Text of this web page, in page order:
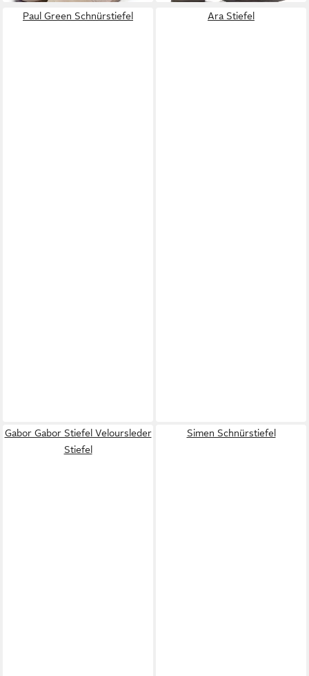
Paul Green Schnürstiefel Ara Stiefel
Gabor Gabor Stiefel Veloursleder
Stiefel
Simen Schnürstiefel